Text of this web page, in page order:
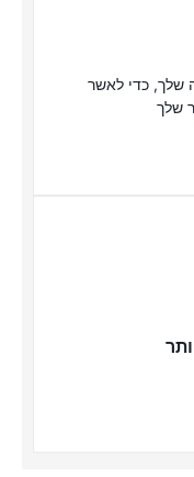
שלך, כדי לאשר
שלך